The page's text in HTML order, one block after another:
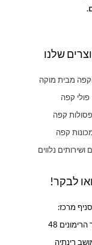
שלנו
מבית מוקה
פולי קפה
קפה
קפה
ושירותים נלווים
לבקר!
סניף מרכז:
48
רינתיה